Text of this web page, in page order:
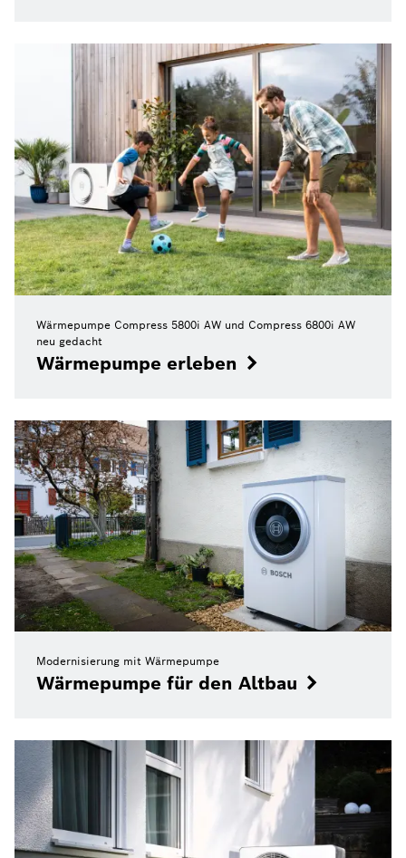
Wärmepumpe Compress 5800i AW und Compress 6800i AW
neu gedacht
Wärmepumpe erleben
Modernisierung mit Wärmepumpe
Wärmepumpe für den Altbau